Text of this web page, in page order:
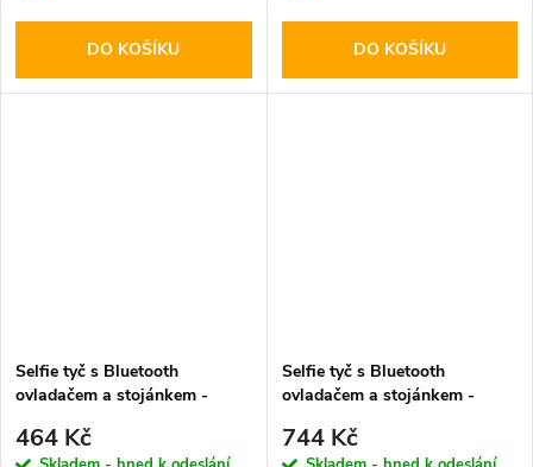
DO KOŠÍKU DO KOŠÍKU
Selfie tyč s Bluetooth
ovladačem a stojánkem -
Stick Tripod
464 Kč
Selfie tyč s Bluetooth
ovladačem a stojánkem -
Selfie Stick Tripod Black
744 Kč